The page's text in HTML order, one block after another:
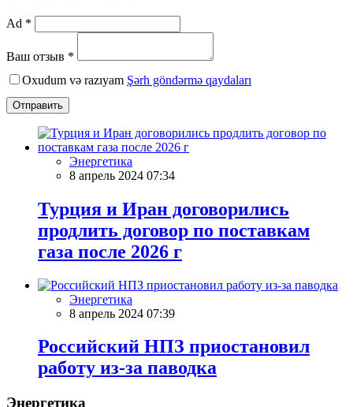
Ad *
Ваш отзыв *
Oxudum və razıyam Şərh göndərmə qaydaları
Отправить
Энергетика
8 апрель 2024 07:34
Турция и Иран договорились
продлить договор по поставкам
газа после 2026 г
Энергетика
8 апрель 2024 07:39
Российский НПЗ приостановил
работу из-за паводка
Энергетика